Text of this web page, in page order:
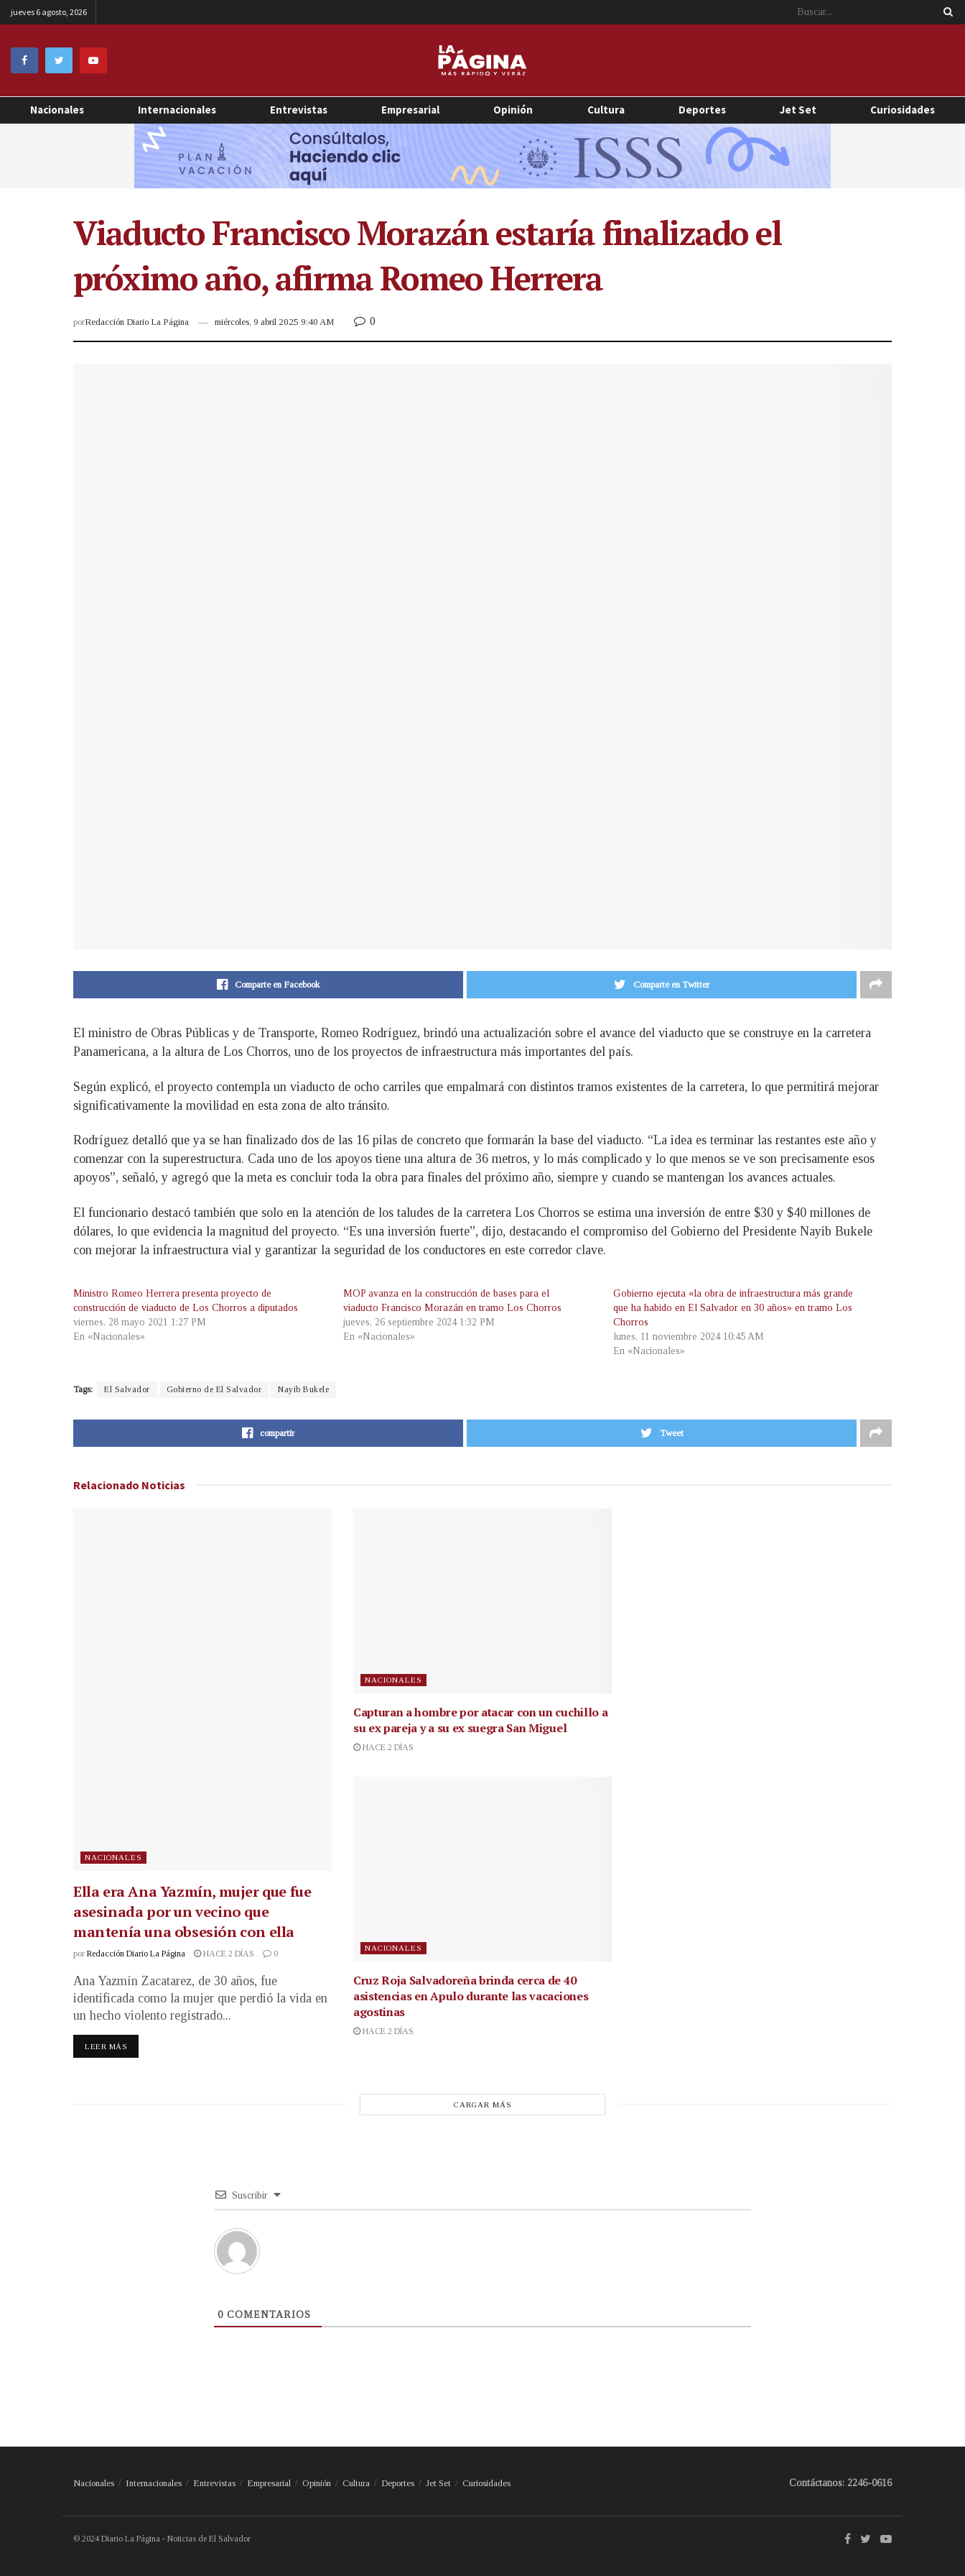
jueves 6 agosto, 2026
Nacionales Internacionales Entrevistas Empresarial Opinión Cultura Deportes Jet Set Curiosidades
Viaducto Francisco Morazán estaría finalizado el
próximo año, afirma Romeo Herrera
porRedacción Diario La Página miércoles, 9 abril 2025 9:40 AM 0
Comparte en Facebook Comparte en Twitter
El ministro de Obras Públicas y de Transporte, Romeo Rodríguez, brindó una actualización sobre el avance del viaducto que se construye en la carretera
Panamericana, a la altura de Los Chorros, uno de los proyectos de infraestructura más importantes del país.
Según explicó, el proyecto contempla un viaducto de ocho carriles que empalmará con distintos tramos existentes de la carretera, lo que permitirá mejorar
significativamente la movilidad en esta zona de alto tránsito.
Rodríguez detalló que ya se han finalizado dos de las 16 pilas de concreto que formarán la base del viaducto. “La idea es terminar las restantes este año y
comenzar con la superestructura. Cada uno de los apoyos tiene una altura de 36 metros, y lo más complicado y lo que menos se ve son precisamente esos
apoyos”, señaló, y agregó que la meta es concluir toda la obra para finales del próximo año, siempre y cuando se mantengan los avances actuales.
El funcionario destacó también que solo en la atención de los taludes de la carretera Los Chorros se estima una inversión de entre $30 y $40 millones de
dólares, lo que evidencia la magnitud del proyecto. “Es una inversión fuerte”, dijo, destacando el compromiso del Gobierno del Presidente Nayib Bukele
con mejorar la infraestructura vial y garantizar la seguridad de los conductores en este corredor clave.
Ministro Romeo Herrera presenta proyecto de
construcción de viaducto de Los Chorros a diputados
viernes, 28 mayo 2021 1:27 PM
En «Nacionales»
MOP avanza en la construcción de bases para el
viaducto Francisco Morazán en tramo Los Chorros
jueves, 26 septiembre 2024 1:32 PM
En «Nacionales»
Gobierno ejecuta «la obra de infraestructura más grande
que ha habido en El Salvador en 30 años» en tramo Los
Chorros
lunes, 11 noviembre 2024 10:45 AM
En «Nacionales»
Tags: El Salvador Gobierno de El Salvador Nayib Bukele
compartir Tweet
Relacionado Noticias
NACIONALES
Ella era Ana Yazmín, mujer que fue
asesinada por un vecino que
mantenía una obsesión con ella
por Redacción Diario La Página HACE 2 DÍAS 0
Ana Yazmín Zacatarez, de 30 años, fue
identificada como la mujer que perdió la vida en
un hecho violento registrado...
LEER MÁS
NACIONALES
Capturan a hombre por atacar con un cuchillo a
su ex pareja y a su ex suegra San Miguel
HACE 2 DÍAS
NACIONALES
Cruz Roja Salvadoreña brinda cerca de 40
asistencias en Apulo durante las vacaciones
agostinas
HACE 2 DÍAS
CARGAR MÁS
Suscribir
0 COMENTARIOS
Nacionales Internacionales Entrevistas Empresarial Opinión Cultura Deportes Jet Set Curiosidades Contáctanos: 2246-0616
© 2024 Diario La Página - Noticias de El Salvador